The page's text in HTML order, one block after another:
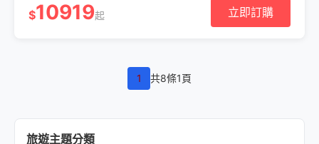
$10919起 立即訂購
1 共8條1頁
旅遊主題分類